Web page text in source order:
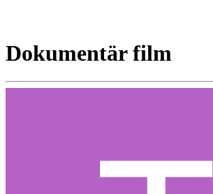
Dokumentär film